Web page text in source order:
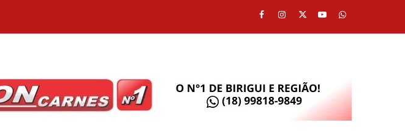
Facebook
Instagram
TwitterYoutubeWhatsapp